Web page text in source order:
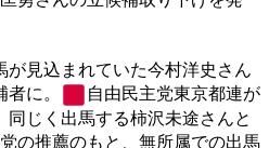
が見込まれていた今村洋史さん
に。
自由民主党東京都連が
同じく出馬する柿沢未途さんと
の推薦のもと、無所属での出馬